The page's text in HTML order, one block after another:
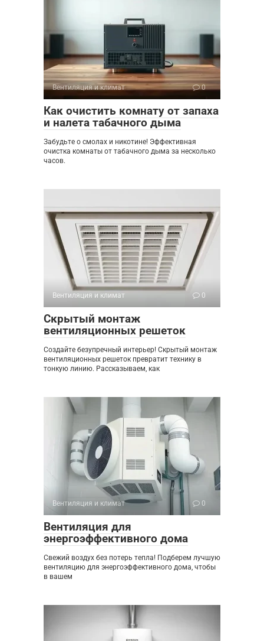
Вентиляция и климат 0
Как очистить комнату от запаха
и налета табачного дыма
Забудьте о смолах и никотине! Эффективная
очистка комнаты от табачного дыма за несколько
часов.
Вентиляция и климат 0
Скрытый монтаж
вентиляционных решеток
Создайте безупречный интерьер! Скрытый монтаж
вентиляционных решеток превратит технику в
тонкую линию. Рассказываем, как
Вентиляция и климат 0
Вентиляция для
энергоэффективного дома
Свежий воздух без потерь тепла! Подберем лучшую
вентиляцию для энергоэффективного дома, чтобы
в вашем